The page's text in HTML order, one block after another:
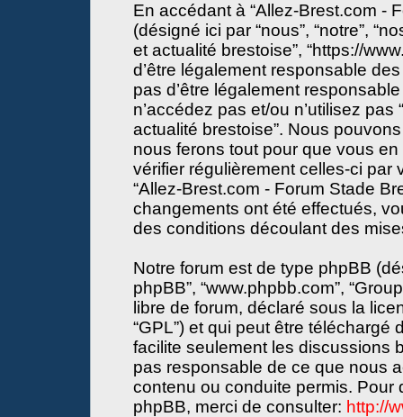
En accédant à “Allez-Brest.com -
(désigné ici par “nous”, “notre”,
et actualité brestoise”, “https://
d’être légalement responsable
pas d’être légalement
n’accédez pas et/ou n’utilisez
actualité brestoise”. Nous
nous ferons tout pour que vous
vérifier régulièrement celles-ci par
“Allez-Brest.com - Forum Stade
changements ont été effectués,
des conditions découlant des
Notre forum est de type phpBB
phpBB”, “www.phpbb.com”,
libre de forum, déclaré sous la
“GPL”) et qui peut être téléchargé
facilite seulement les discussions
pas responsable de ce que nous
contenu ou conduite permis. Pour
phpBB, merci de consulter: http://